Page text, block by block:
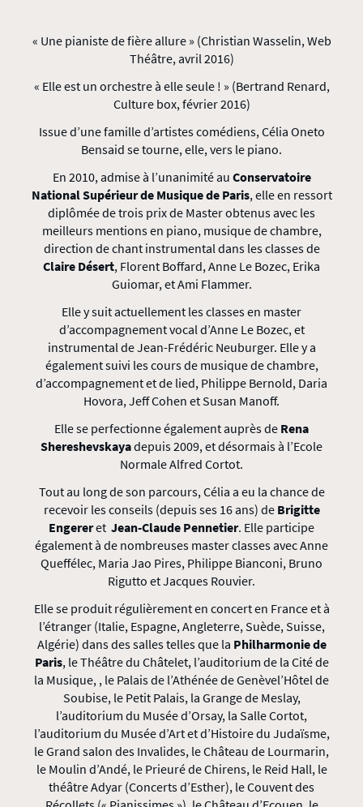
« Une pianiste de fière allure » (Christian Wasselin, Web
Théâtre, avril 2016)
« Elle est un orchestre à elle seule ! » (Bertrand Renard,
Culture box, février 2016)
Issue d’une famille d’artistes comédiens, Célia Oneto
Bensaid se tourne, elle, vers le piano.
En 2010, admise à l’unanimité au Conservatoire
National Supérieur de Musique de Paris, elle en ressort
diplômée de trois prix de Master obtenus avec les
meilleurs mentions en piano, musique de chambre,
direction de chant instrumental dans les classes de
Claire Désert, Florent Boffard, Anne Le Bozec, Erika
Guiomar, et Ami Flammer.
Elle y suit actuellement les classes en master
d’accompagnement vocal d’Anne Le Bozec, et
instrumental de Jean-Frédéric Neuburger. Elle y a
également suivi les cours de musique de chambre,
d’accompagnement et de lied, Philippe Bernold, Daria
Hovora, Jeff Cohen et Susan Manoff.
Elle se perfectionne également auprès de Rena
Shereshevskayadepuis 2009, et désormais à l’Ecole
Normale Alfred Cortot.
Tout au long de son parcours, Célia a eu la chance de
recevoir les conseils (depuis ses 16 ans) de Brigitte
Engereret Jean-Claude Pennetier. Elle participe
également à de nombreuses master classes avec Anne
Queffélec, Maria Jao Pires, Philippe Bianconi, Bruno
Rigutto et Jacques Rouvier.
Elle se produit régulièrement en concert en France et à
l’étranger (Italie, Espagne, Angleterre, Suède, Suisse,
Algérie) dans des salles telles que la Philharmonie de
Paris, le Théâtre du Châtelet, l’auditorium de la Cité de
la Musique, , le Palais de l’Athénée de Genèvel’Hôtel de
Soubise, le Petit Palais, la Grange de Meslay,
l’auditorium du Musée d’Orsay, la Salle Cortot,
l’auditorium du Musée d’Art et d’Histoire du Judaïsme,
le Grand salon des Invalides, le Château de Lourmarin,
le Moulin d’Andé, le Prieuré de Chirens, le Reid Hall, le
théâtre Adyar (Concerts d’Esther), le Couvent des